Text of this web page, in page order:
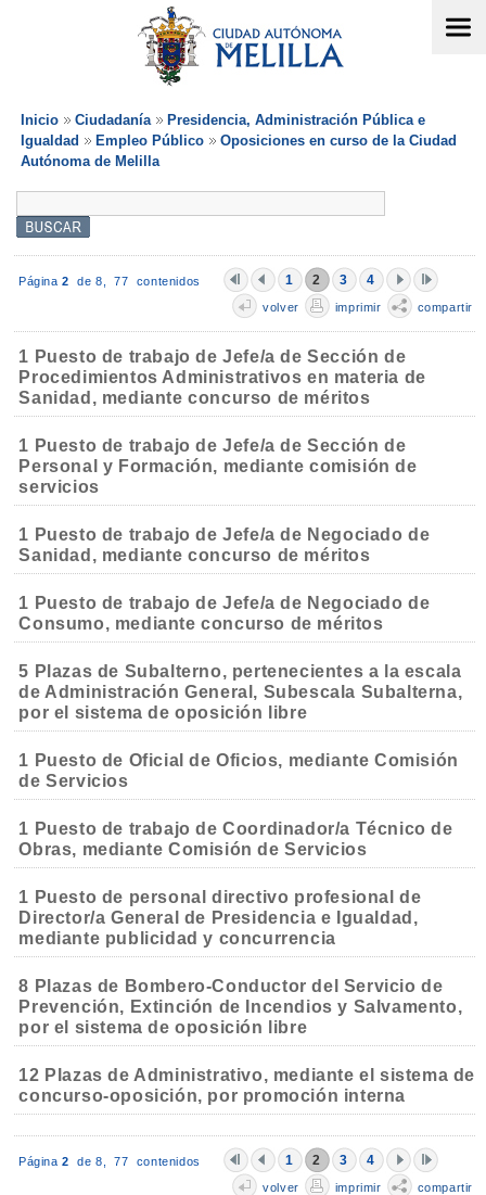
Inicio Ciudadanía
Presidencia, Administración Pública e
Igualdad
Empleo Público
Oposiciones en curso de la Ciudad
Autónoma de Melilla
Página 2 de 8,77 contenidos 1 2 3 4
volver imprimir compartir
1 Puesto de trabajo de Jefe/a de Sección de
Procedimientos Administrativos en materia de
Sanidad, mediante concurso de méritos
1 Puesto de trabajo de Jefe/a de Sección de
Personal y Formación, mediante comisión de
servicios
1 Puesto de trabajo de Jefe/a de Negociado de
Sanidad, mediante concurso de méritos
1 Puesto de trabajo de Jefe/a de Negociado de
Consumo, mediante concurso de méritos
5 Plazas de Subalterno, pertenecientes a la escala
de Administración General, Subescala Subalterna,
por el sistema de oposición libre
1 Puesto de Oficial de Oficios, mediante Comisión
de Servicios
1 Puesto de trabajo de Coordinador/a Técnico de
Obras, mediante Comisión de Servicios
1 Puesto de personal directivo profesional de
Director/a General de Presidencia e Igualdad,
mediante publicidad y concurrencia
8 Plazas de Bombero-Conductor del Servicio de
Prevención, Extinción de Incendios y Salvamento,
por el sistema de oposición libre
12 Plazas de Administrativo, mediante el sistema de
concurso-oposición, por promoción interna
Página 2 de 8,77 contenidos 1 2 3 4
volver imprimir compartir